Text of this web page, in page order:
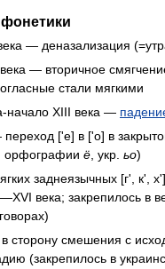
— деназализация
— вторичное
стали мягкими
начало XIII века —
['е] в ['о] в
орфографии ё , укр. ьо)
заднеязычных [г', к',
века; закрепилось в
сторону смешения с
(закрепилось в